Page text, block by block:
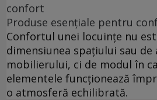
confort
Produse esențiale pentru
Confortul unei locuințe nu
dimensiunea spațiului sau de
mobilierului, ci de modul în
elementele funcționează
o atmosferă echilibrată.